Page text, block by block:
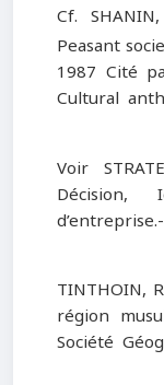
- Cf.
Peasant
1987 Cité
Cultural
- Voir
Décision,
- TINTHOIN,
région
Société